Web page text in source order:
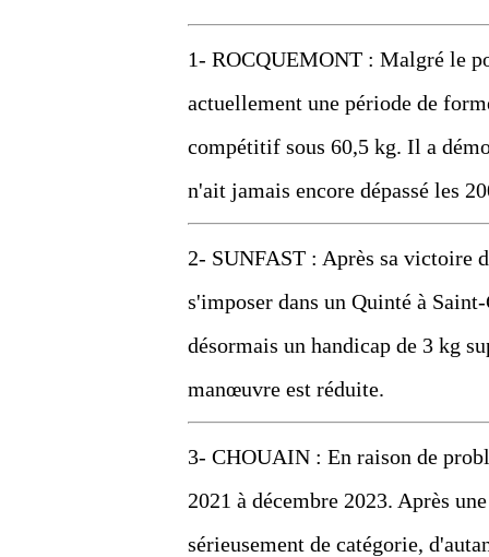
1- ROCQUEMONT : Malgré le
actuellement une période de
compétitif sous 60,5 kg. Il a
n'ait jamais encore dépassé les
2- SUNFAST : Après sa victoire
s'imposer dans un Quinté à
désormais un handicap de 3 kg
manœuvre est réduite.
3- CHOUAIN : En raison de
2021 à décembre 2023. Après
sérieusement de catégorie,